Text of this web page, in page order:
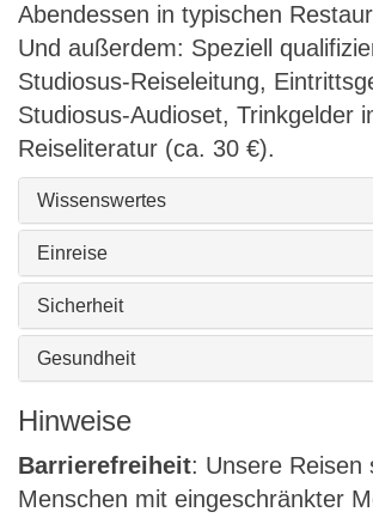
Abendessen in typischen
Und außerdem: Speziell
Studiosus-Reiseleitung,
Studiosus-Audioset, Trinkgelder
Reiseliteratur (ca. 30 €).
Wissenswertes
Einreise
Sicherheit
Gesundheit
Hinweise
Barrierefreiheit: Unsere Reisen
Menschen mit eingeschränkter